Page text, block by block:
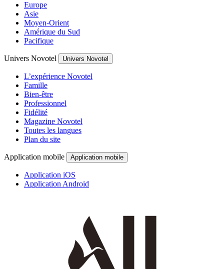
Europe
Asie
Moyen-Orient
Amérique du Sud
Pacifique
Univers Novotel Univers Novotel
L’expérience Novotel
Famille
Bien-être
Professionnel
Fidélité
Magazine Novotel
Toutes les langues
Plan du site
Application mobile Application mobile
Application iOS
Application Android